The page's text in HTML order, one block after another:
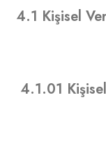
4.1 Kişisel
4.1.01